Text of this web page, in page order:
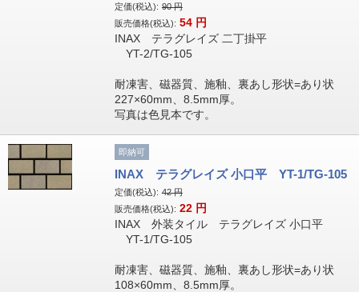
定価(税込): 90円
販売価格(税込): 54 円
INAX テラグレイズ 二丁掛平
YT-2/TG-105
耐凍害、磁器質、施釉、裏あし形状=あり状
227×60mm、8.5mm厚。
写真は色見本です。
即納可
INAX テラグレイズ 小口平 YT-1/TG-105
定価(税込): 42円
販売価格(税込): 22 円
INAX 外装タイル テラグレイズ 小口平
YT-1/TG-105
耐凍害、磁器質、施釉、裏あし形状=あり状
108×60mm、8.5mm厚。